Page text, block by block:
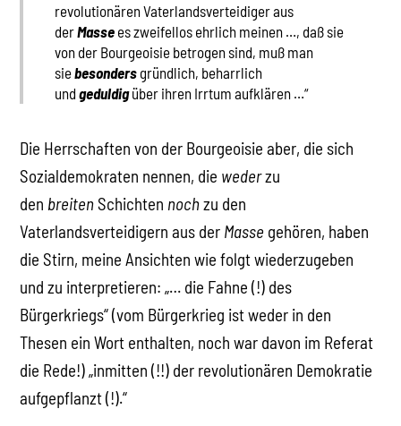
revolutionären Vaterlandsverteidiger aus
derMassees zweifellos ehrlich meinen …, daß sie
von der Bourgeoisie betrogen sind, muß man
siebesondersgründlich, beharrlich
und geduldigüber ihren Irrtum aufklären …“
Die Herrschaften von der Bourgeoisie aber, die sich
Sozialdemokraten nennen, die wederzu
den breitenSchichten nochzu den
Vaterlandsverteidigern aus der Masse gehören, haben
die Stirn, meine Ansichten wie folgt wiederzugeben
und zu interpretieren: „… die Fahne (!) des
Bürgerkriegs“ (vom Bürgerkrieg ist weder in den
Thesen ein Wort enthalten, noch war davon im Referat
die Rede!) „inmitten (!!) der revolutionären Demokratie
aufgepflanzt (!).“